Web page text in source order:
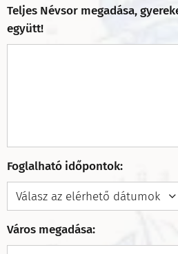
Teljes Névsor megadása,
együtt!
Foglalható időpontok:
Város megadása: